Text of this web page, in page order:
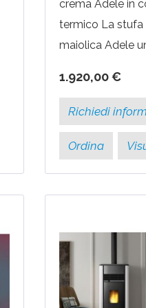
crema Adele in
termico La stufa
maiolica Adele
maiolica con le
tecnologie a
1.920,00 €
Richiedi
Ordina